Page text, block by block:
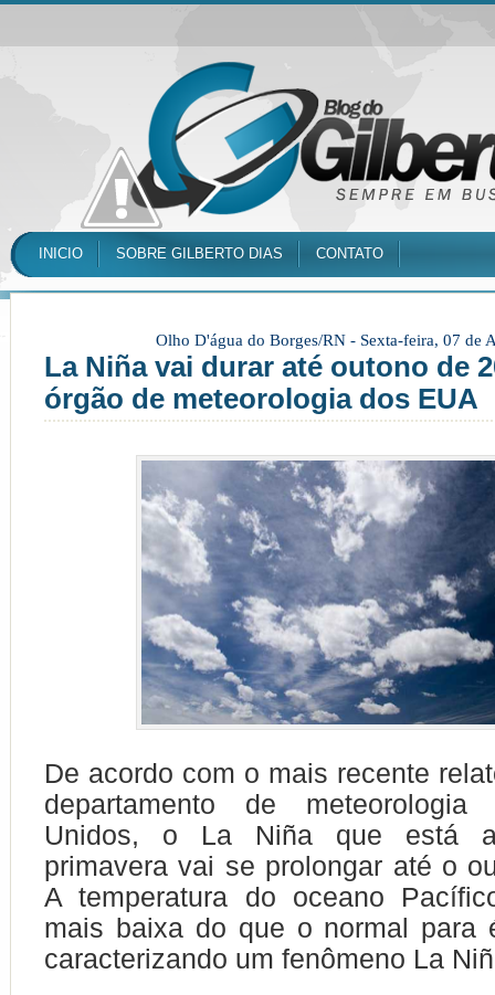
INICIO SOBRE GILBERTO DIAS CONTATO
Olho D'água do Borges/RN - Sexta-feira, 07 de
La Niña vai durar até outono de
órgão de meteorologia dos EUA
De acordo com o mais recente
departamento de
Unidos, o La Niña que está
primavera vai se prolongar até o
A temperatura do oceano
mais baixa do que o normal para
caracterizando um fenômeno La